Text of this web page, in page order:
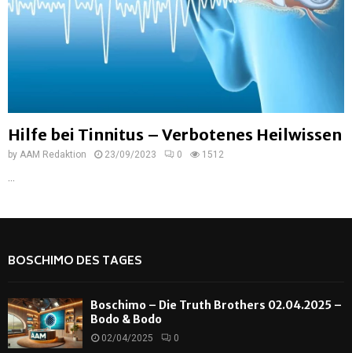
Hilfe bei Tinnitus – Verbotenes Heilwissen
by AAM Redaktion 23/09/2023 0 1512
...
BOSCHIMO DES TAGES
Boschimo – Die Truth Brothers 02.04.2025 –
Bodo & Bodo
02/04/2025 0